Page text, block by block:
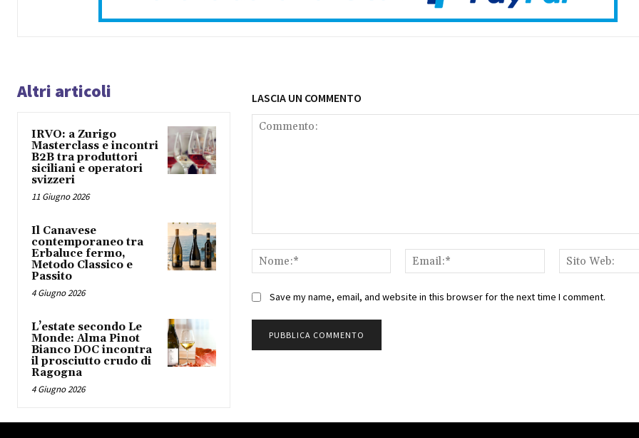
Altri articoli
IRVO: a Zurigo
Masterclass e incontri
B2B tra produttori
siciliani e operatori
svizzeri
11 Giugno 2026
Il Canavese
contemporaneo tra
Erbaluce fermo,
Metodo Classico e
Passito
4 Giugno 2026
L’estate secondo Le
Monde: Alma Pinot
Bianco DOC incontra
il prosciutto crudo di
Ragogna
4 Giugno 2026
LASCIA UN COMMENTO
Nome:*
Email:*
Save my name, email, and website in this browser for the next time I comment.